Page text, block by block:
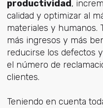
productividad,
calidad y optimizar al
materiales y humanos.
más ingresos y más
reducirse los defectos
el número de
clientes.
Teniendo en cuenta